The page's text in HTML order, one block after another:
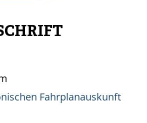
Fahrplanauskunft